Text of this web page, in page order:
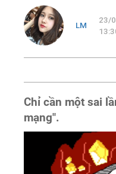
LM
23/
Chỉ cần một sai
mạng".